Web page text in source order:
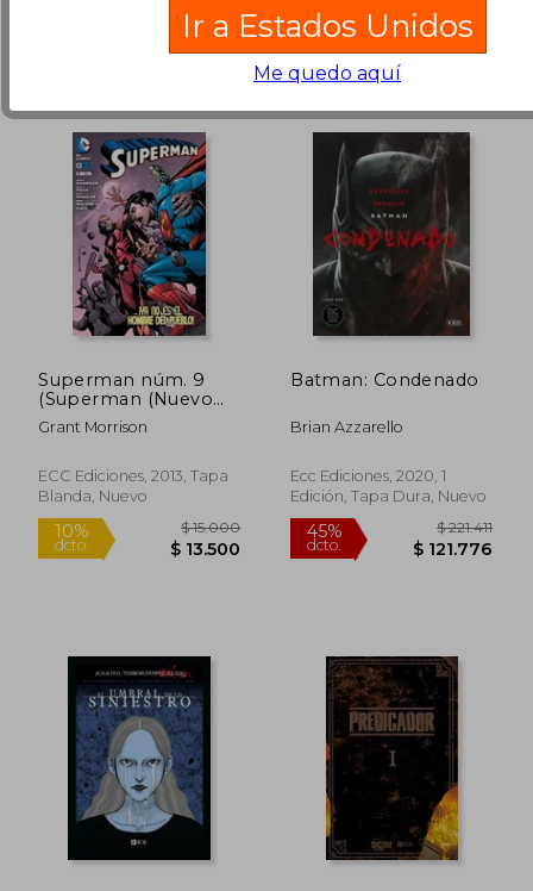
45% $ 690.480 45%
dcto.
$
Superman núm. 9
(Superman (Nuevo
Universo DC))
Grant Morrison
ECC Ediciones, 2013, Tapa
Blanda, Nuevo
Batman: Condenado
Brian Azzarello
Ecc Ediciones, 2020, 1
Edición, Tapa Dura, Nuevo
Ir a Estados Unidos
Me quedo aquí